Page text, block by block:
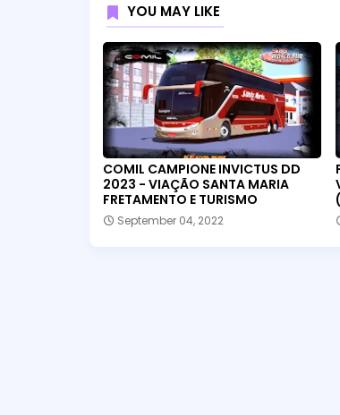
YOU MAY LIKE
COMIL CAMPIONE INVICTUS DD
2023 - VIAÇÃO SANTA MARIA
FRETAMENTO E TURISMO
September 04, 2022